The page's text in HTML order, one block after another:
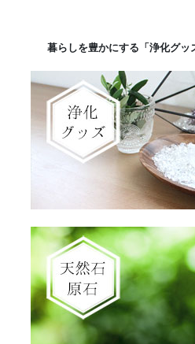
暮らしを豊かにする「浄化グッ